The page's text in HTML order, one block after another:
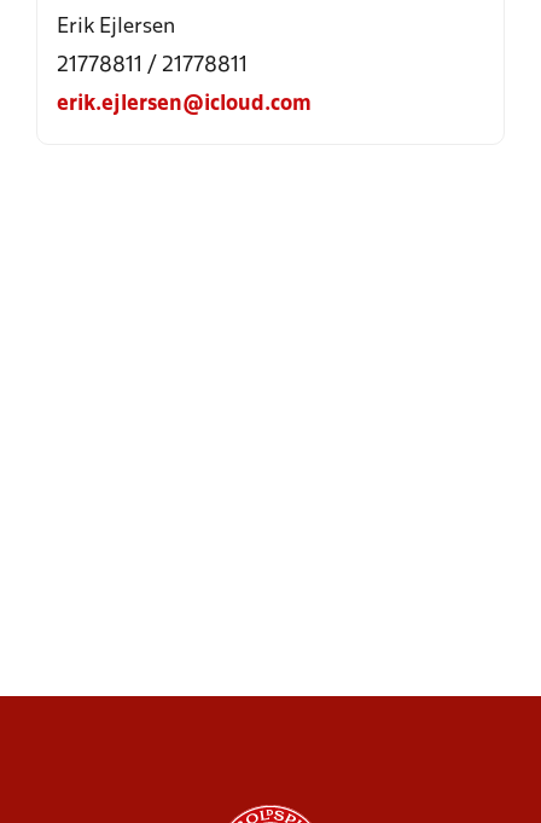
Erik Ejlersen
21778811 / 21778811
erik.ejlersen@icloud.com